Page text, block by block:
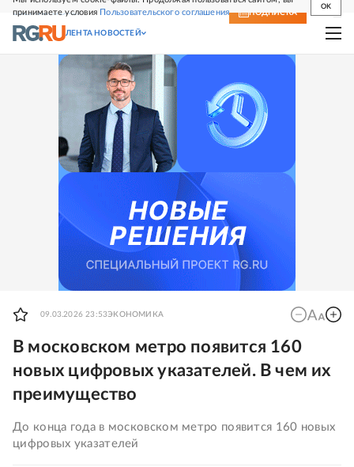
принимаете условия Пользовательского соглашения
OK
СВЕЖИЙ НОМЕР ПОДПИСКА
ЛЕНТА НОВОСТЕЙ
09.03.2026 23:53ЭКОНОМИКА
В московском метро появится 160
новых цифровых указателей. В чем их
преимущество
До конца года в московском метро появится 160 новых
цифровых указателей